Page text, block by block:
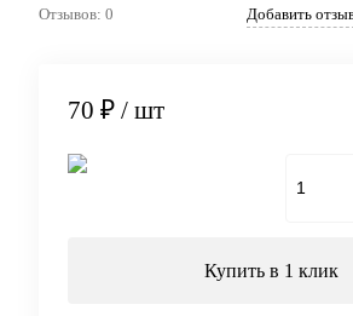
Отзывов: 0 Добавить
70 ₽ / шт
Купить в 1 клик